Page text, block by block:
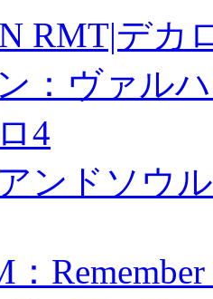
RMT|デカ
：ヴァル
4
ンドソウ
：